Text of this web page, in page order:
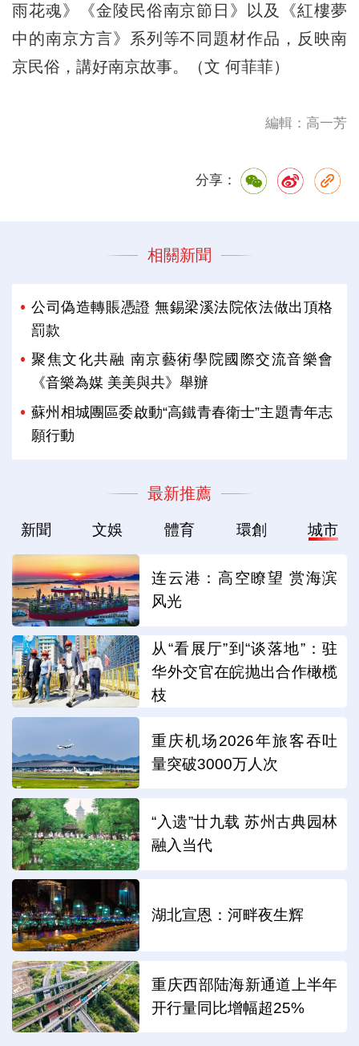
雨花魂》《金陵民俗南京節日》以及《紅樓夢
中的南京方言》系列等不同題材作品，反映南
京民俗，講好南京故事。（文 何菲菲）
編輯：高一芳
分享：
相關新聞
公司偽造轉賬憑證 無錫梁溪法院依法做出頂格
罰款
聚焦文化共融 南京藝術學院國際交流音樂會
《音樂為媒 美美與共》舉辦
蘇州相城團區委啟動“高鐵青春衛士”主題青年志
願行動
最新推薦
新聞 文娛 體育 環創 城市
连云港：高空瞭望 赏海滨
风光
从“看展厅”到“谈落地”：驻
华外交官在皖抛出合作橄榄
枝
重庆机场2026年旅客吞吐
量突破3000万人次
“入遗”廿九载 苏州古典园林
融入当代
湖北宣恩：河畔夜生辉
重庆西部陆海新通道上半年
开行量同比增幅超25%